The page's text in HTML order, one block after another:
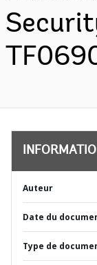
Auteur
Date du
Type de